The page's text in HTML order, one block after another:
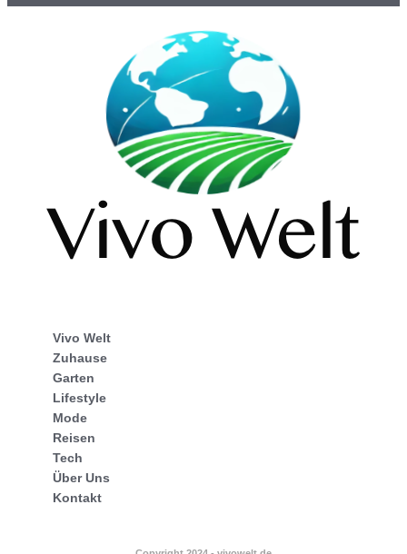
Vivo Welt
Zuhause
Garten
Lifestyle
Mode
Reisen
Tech
Über Uns
Kontakt